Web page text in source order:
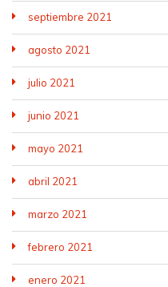
septiembre 2021
agosto 2021
julio 2021
junio 2021
mayo 2021
abril 2021
marzo 2021
febrero 2021
enero 2021